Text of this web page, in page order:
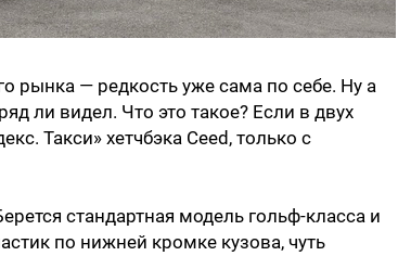
рынка — редкость уже сама по себе. Ну а
ли видел. Что это такое? Если в двух
Такси» хетчбэка Ceed, только с
стандартная модель гольф-класса и
по нижней кромке кузова, чуть